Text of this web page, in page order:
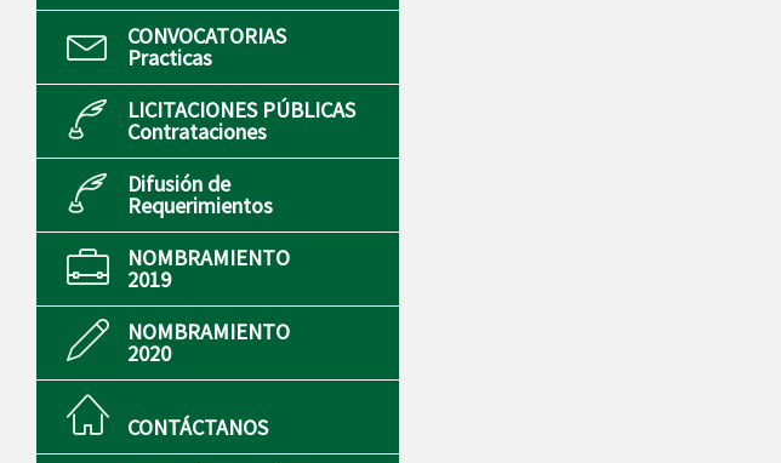
CONVOCATORIAS
Practicas
LICITACIONES PÚBLICAS
Contrataciones
Difusión de
Requerimientos
NOMBRAMIENTO
2019
NOMBRAMIENTO
2020
CONTÁCTANOS